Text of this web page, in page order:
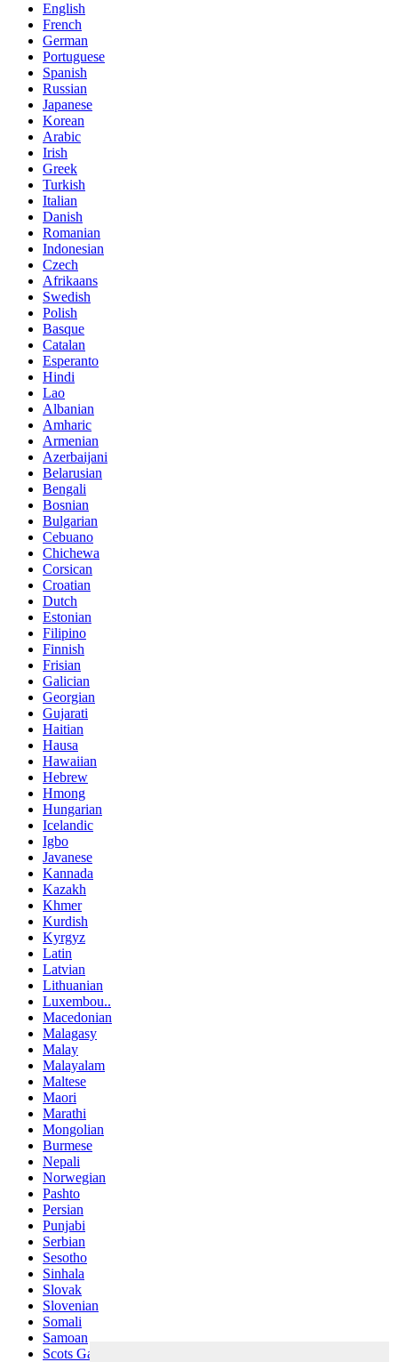
English
French
German
Portuguese
Spanish
Russian
Japanese
Korean
Arabic
Irish
Greek
Turkish
Italian
Danish
Romanian
Indonesian
Czech
Afrikaans
Swedish
Polish
Basque
Catalan
Esperanto
Hindi
Lao
Albanian
Amharic
Armenian
Azerbaijani
Belarusian
Bengali
Bosnian
Bulgarian
Cebuano
Chichewa
Corsican
Croatian
Dutch
Estonian
Filipino
Finnish
Frisian
Galician
Georgian
Gujarati
Haitian
Hausa
Hawaiian
Hebrew
Hmong
Hungarian
Icelandic
Igbo
Javanese
Kannada
Kazakh
Khmer
Kurdish
Kyrgyz
Latin
Latvian
Lithuanian
Luxembou..
Macedonian
Malagasy
Malay
Malayalam
Maltese
Maori
Marathi
Mongolian
Burmese
Nepali
Norwegian
Pashto
Persian
Punjabi
Serbian
Sesotho
Sinhala
Slovak
Slovenian
Somali
Samoan
Scots Gaelic